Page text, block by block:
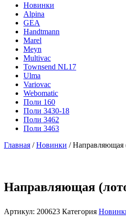
Новинки
Alpina
GEA
Handtmann
Marel
Meyn
Multivac
Townsend NL17
Ulma
Variovac
Webomatic
Поли 160
Поли 3430-18
Поли 3462
Поли 3463
Главная /Новинки / Направляющая
Направляющая
Артикул: 200623 Категория